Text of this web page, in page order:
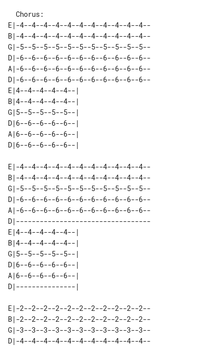
E|-4--4--4--4--4--4--4--4--4--4--4--
B|-4--4--4--4--4--4--4--4--4--4--4--
G|-5--5--5--5--5--5--5--5--5--5--5--
D|-6--6--6--6--6--6--6--6--6--6--6--
A|-6--6--6--6--6--6--6--6--6--6--6--
D|-6--6--6--6--6--6--6--6--6--6--6--
E|4--4--4--4--4--|
B|4--4--4--4--4--|
G|5--5--5--5--5--|
D|6--6--6--6--6--|
A|6--6--6--6--6--|
E|-4--4--4--4--4--4--4--4--4--4--4--
B|-4--4--4--4--4--4--4--4--4--4--4--
G|-5--5--5--5--5--5--5--5--5--5--5--
D|-6--6--6--6--6--6--6--6--6--6--6--
A|-6--6--6--6--6--6--6--6--6--6--6--
D|----------------------------------
E|4--4--4--4--4--|
B|4--4--4--4--4--|
G|5--5--5--5--5--|
D|6--6--6--6--6--|
A|6--6--6--6--6--|
E|-2--2--2--2--2--2--2--2--2--2--2--
B|-2--2--2--2--2--2--2--2--2--2--2--
G|-3--3--3--3--3--3--3--3--3--3--3--
D|-4--4--4--4--4--4--4--4--4--4--4--